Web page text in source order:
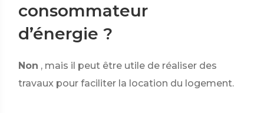
consommateur
d’énergie ?
Non , mais il peut être utile de réaliser des
travaux pour faciliter la location du logement.